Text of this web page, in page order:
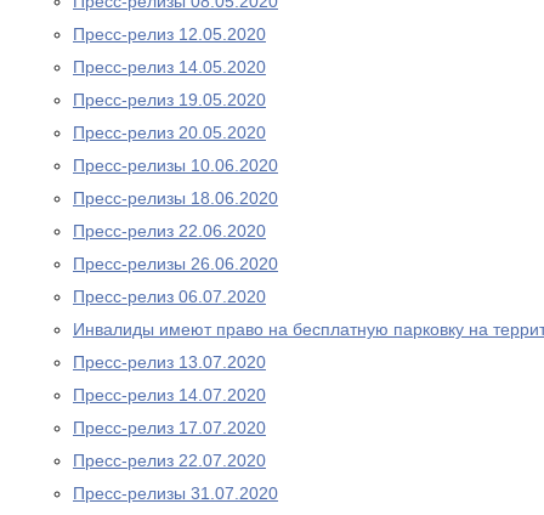
Пресс-релиз 12.05.2020
Пресс-релиз 14.05.2020
Пресс-релиз 19.05.2020
Пресс-релиз 20.05.2020
Пресс-релизы 10.06.2020
Пресс-релизы 18.06.2020
Пресс-релиз 22.06.2020
Пресс-релизы 26.06.2020
Пресс-релиз 06.07.2020
Инвалиды имеют право на бесплатную парковку на
Пресс-релиз 13.07.2020
Пресс-релиз 14.07.2020
Пресс-релиз 17.07.2020
Пресс-релиз 22.07.2020
Пресс-релизы 31.07.2020